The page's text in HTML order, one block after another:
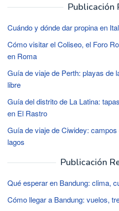
Publicación
Cuándo y dónde dar propina en
Cómo visitar el Coliseo, el Foro
en Roma
Guía de viaje de Perth: playas de
libre
Guía del distrito de La Latina:
en El Rastro
Guía de viaje de Ciwidey:
lagos
Publicación
Qué esperar en Bandung: clima,
Cómo llegar a Bandung: vuelos,